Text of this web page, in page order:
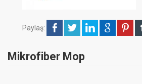
Paylaş:
Mikrofiber Mop